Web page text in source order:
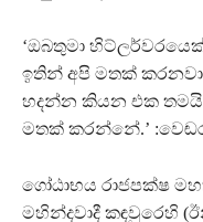
‘ඔබතුමා
ඉතින් අපි මතක්
හදන්න කියන එක තමයි
මතක් කරන්නේ.’
ගෝඨාභය රාජපක්ෂ
මහින්දවාදී කඳවුරෙහි